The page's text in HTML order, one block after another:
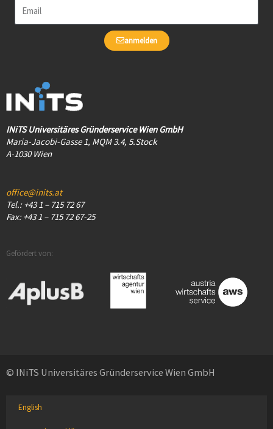
anmelden
INiTS Universitäres Gründerservice Wien GmbH
Maria-Jacobi-Gasse 1, MQM 3.4, 5.Stock
A-1030 Wien
office@inits.at
Tel.: +43 1 – 715 72 67
Fax: +43 1 – 715 72 67-25
Gefördert von:
© INiTS Universitäres Gründerservice Wien GmbH
English